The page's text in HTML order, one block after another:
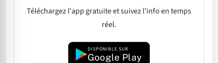
Téléchargez l'app gratuite et suivez l'info en temps
réel.
DISPONIBLE SUR
Google Play